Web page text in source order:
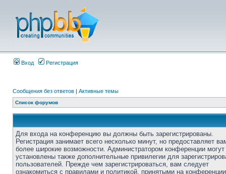
Вход Регистрация
Сообщения без ответов | Активные темы
Список форумов
Для входа на конференцию вы должны быть зарегистрированы.
Регистрация занимает всего несколько минут, но предоставляет
более широкие возможности. Администратором конференции
установлены также дополнительные привилегии для
пользователей. Прежде чем зарегистрироваться, вам следует
ознакомиться с правилами и политикой, принятыми на